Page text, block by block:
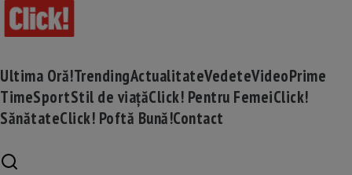
Ultima Oră!TrendingActualitateVedeteVideoPrime
TimeSportStil de viațăClick! Pentru FemeiClick!
SănătateClick! Poftă Bună!Contact